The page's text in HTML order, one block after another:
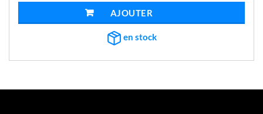
AJOUTER AU PANIER
en stock